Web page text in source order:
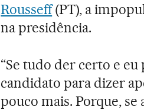
Rousseff(PT), a
na presidência.
“Se tudo der certo e eu
candidato para dizer
pouco mais. Porque,